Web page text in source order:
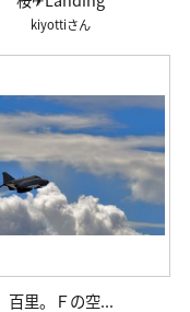
kiyotti
百里。Ｆの空...